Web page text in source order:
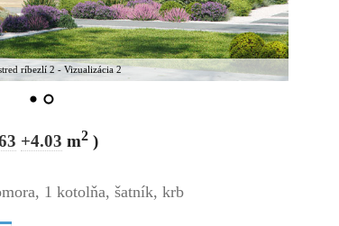
ríbezlí 2 - Vizualizácia 2
+4.03 m2)
1 kotolňa, šatník, krb